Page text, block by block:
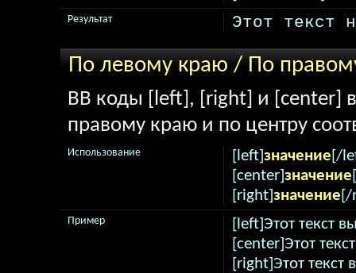
Этот текст
Результат
По левому краю / По
BB коды [left], [right] и [center]
правому краю и по центру
[left]значение[/
[center]значение
[right]значение[/
Использование
[left]Этот текст
[center]Этот
[right]Этот
Пример